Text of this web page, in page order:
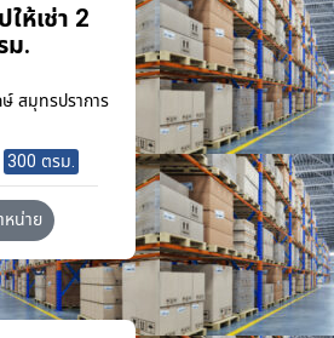
ให้เช่า 2
ม.
สมุทรปราการ
300 ตรม.
น่าย